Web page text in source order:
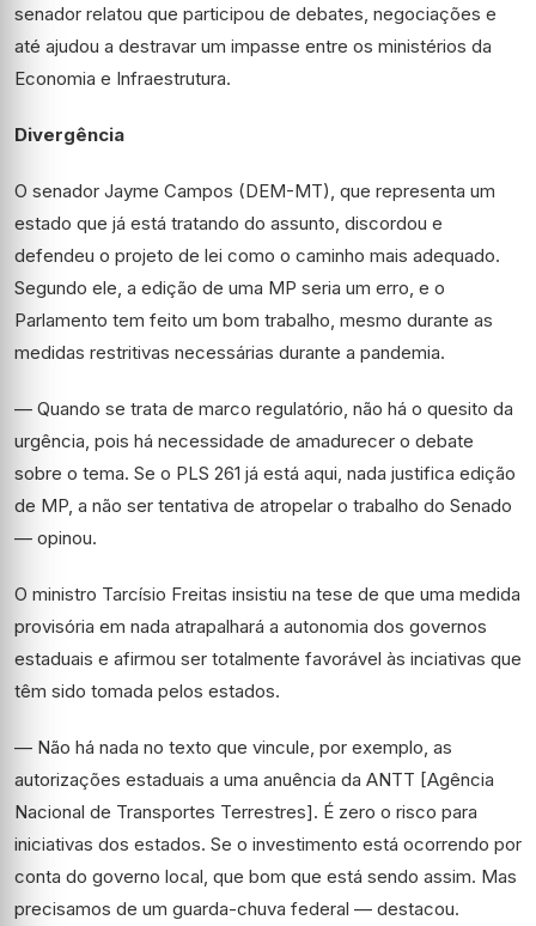
senador relatou que participou de debates, negociações e
até ajudou a destravar um impasse entre os ministérios da
Economia e Infraestrutura.
Divergência
O senador Jayme Campos (DEM-MT), que representa um
estado que já está tratando do assunto, discordou e
defendeu o projeto de lei como o caminho mais adequado.
Segundo ele, a edição de uma MP seria um erro, e o
Parlamento tem feito um bom trabalho, mesmo durante as
medidas restritivas necessárias durante a pandemia.
— Quando se trata de marco regulatório, não há o quesito da
urgência, pois há necessidade de amadurecer o debate
sobre o tema. Se o PLS 261 já está aqui, nada justifica edição
de MP, a não ser tentativa de atropelar o trabalho do Senado
— opinou.
O ministro Tarcísio Freitas insistiu na tese de que uma medida
provisória em nada atrapalhará a autonomia dos governos
estaduais e afirmou ser totalmente favorável às inciativas que
têm sido tomada pelos estados.
— Não há nada no texto que vincule, por exemplo, as
autorizações estaduais a uma anuência da ANTT [Agência
Nacional de Transportes Terrestres]. É zero o risco para
iniciativas dos estados. Se o investimento está ocorrendo por
conta do governo local, que bom que está sendo assim. Mas
precisamos de um guarda-chuva federal — destacou.